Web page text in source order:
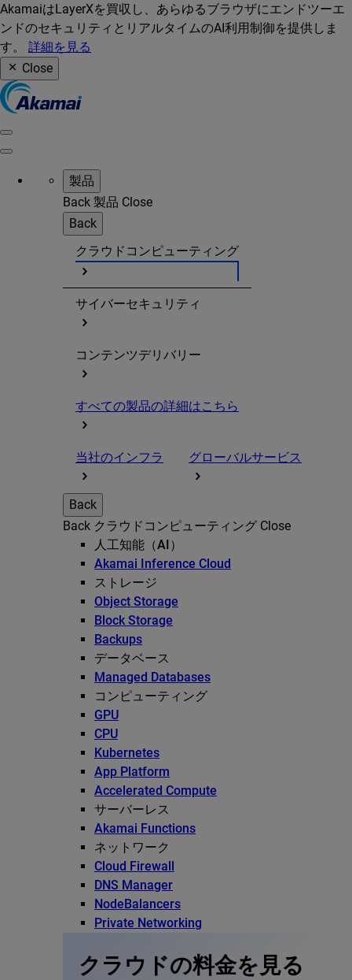
AkamaiはLayerXを買収し、あらゆるブラウザにエンドツーエ
ンドのセキュリティとリアルタイムのAI利用制御を提供しま
す。 詳細を見る
Close
製品
Back 製品 Close
Back
クラウドコンピューティング
サイバーセキュリティ
コンテンツデリバリー
すべての製品の詳細はこちら
当社のインフラ グローバルサービス
Back
Back クラウドコンピューティング Close
人工知能（AI）
Akamai Inference Cloud
ストレージ
Object Storage
Block Storage
Backups
データベース
Managed Databases
コンピューティング
GPU
CPU
Kubernetes
App Platform
Accelerated Compute
サーバーレス
Akamai Functions
ネットワーク
Cloud Firewall
DNS Manager
NodeBalancers
Private Networking
クラウドの料金を見る